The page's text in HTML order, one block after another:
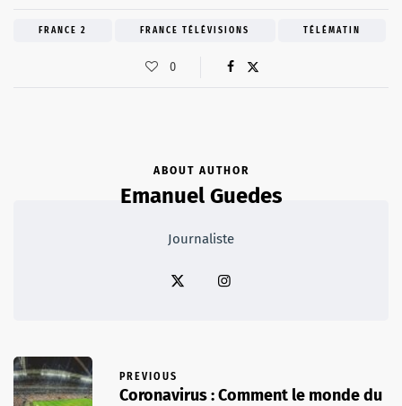
FRANCE 2 FRANCE TÉLÉVISIONS TÉLÉMATIN
0
ABOUT AUTHOR
Emanuel Guedes
Journaliste
PREVIOUS
Coronavirus : Comment le monde du